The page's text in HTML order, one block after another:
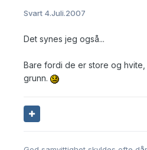
Svart 4.Juli.2007
Det synes jeg også...
Bare fordi de er store og
grunn.